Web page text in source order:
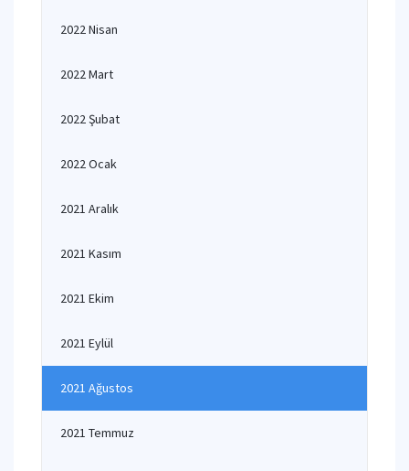
2022 Nisan
2022 Mart
2022 Şubat
2022 Ocak
2021 Aralık
2021 Kasım
2021 Ekim
2021 Eylül
2021 Ağustos
2021 Temmuz